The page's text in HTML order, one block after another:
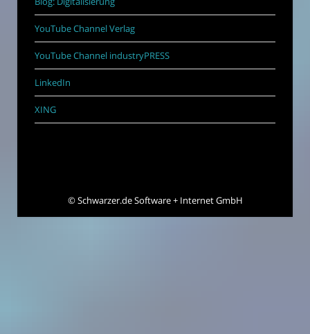
YouTube Channel Verlag
YouTube Channel industryPRESS
LinkedIn
XING
©Schwarzer.de Software + Internet GmbH